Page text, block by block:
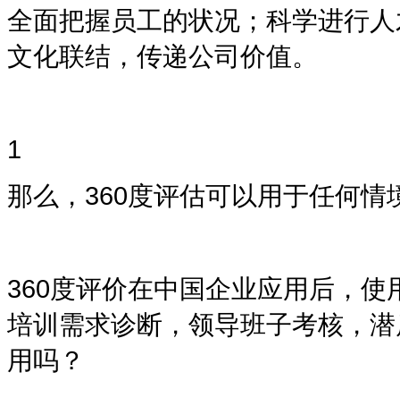
全面把握员工的状况；科学进行
文化联结，传递公司价值。
1
那么， 360度评估可以用于任何情
360度评价在中国企业应用后，使
培训需求诊断，领导班子考核，
用吗？